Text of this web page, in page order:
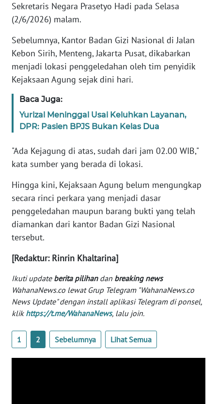
Sekretaris Negara Prasetyo Hadi pada Selasa
(2/6/2026) malam.
Sebelumnya, Kantor Badan Gizi Nasional di Jalan
Kebon Sirih, Menteng, Jakarta Pusat, dikabarkan
menjadi lokasi penggeledahan oleh tim penyidik
Kejaksaan Agung sejak dini hari.
Baca Juga:
Yurizal Meninggal Usai Keluhkan Layanan,
DPR: Pasien BPJS Bukan Kelas Dua
"Ada Kejagung di atas, sudah dari jam 02.00 WIB,"
kata sumber yang berada di lokasi.
Hingga kini, Kejaksaan Agung belum mengungkap
secara rinci perkara yang menjadi dasar
penggeledahan maupun barang bukti yang telah
diamankan dari kantor Badan Gizi Nasional
tersebut.
[Redaktur: Rinrin Khaltarina]
Ikuti update berita pilihandan breaking news
WahanaNews.co lewat Grup Telegram "WahanaNews.co
News Update" dengan install aplikasi Telegram di ponsel,
klik https://t.me/WahanaNews, lalu join.
1 2 Sebelumnya Lihat Semua
DISCLAIMER
Wahana
News
Regional
SUMUT
WN
JABAR
WN
NTT
KEPRI
WN
PAPUA
PAPUA
BARAT